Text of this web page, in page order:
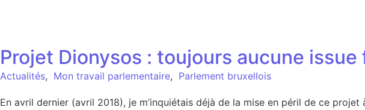
Projet Dionysos : toujours aucune issue
Actualités, Mon travail parlementaire, Parlement bruxellois
En avril dernier (avril 2018), je m’inquiétais déjà de la mise en péril de ce